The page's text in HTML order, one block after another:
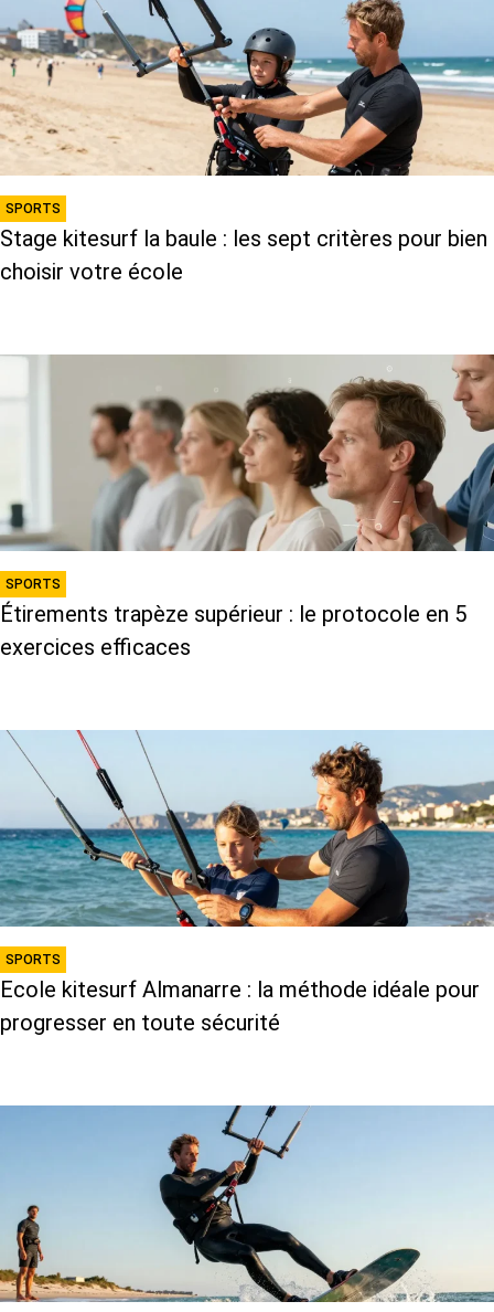
SPORTS
Stage kitesurf la baule : les sept critères pour bien
choisir votre école
SPORTS
Étirements trapèze supérieur : le protocole en 5
exercices efficaces
SPORTS
Ecole kitesurf Almanarre : la méthode idéale pour
progresser en toute sécurité